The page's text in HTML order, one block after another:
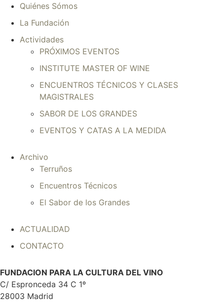
Quiénes Sómos
La Fundación
Actividades
PRÓXIMOS EVENTOS
INSTITUTE MASTER OF WINE
ENCUENTROS TÉCNICOS Y CLASES
MAGISTRALES
SABOR DE LOS GRANDES
EVENTOS Y CATAS A LA MEDIDA
Archivo
Terruños
Encuentros Técnicos
El Sabor de los Grandes
ACTUALIDAD
CONTACTO
FUNDACION PARA LA CULTURA DEL VINO
C/ Espronceda 34 C 1º
28003 Madrid